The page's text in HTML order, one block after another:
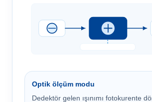
Optik ölçüm modu
Dedektör gelen ışınımı fotokurente